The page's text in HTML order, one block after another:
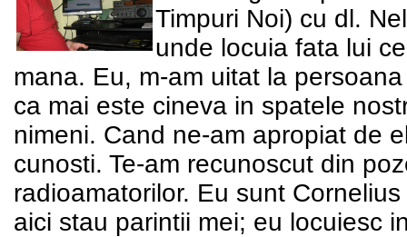
Timpuri Noi) cu dl.
unde locuia fata lui
mana. Eu, m-am uitat la
ca mai este cineva in spatele
nimeni. Cand ne-am apropiat de
cunosti. Te-am recunoscut din
radioamatorilor. Eu sunt
aici stau parintii mei; eu locuiesc